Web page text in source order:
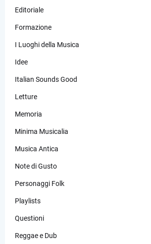
Editoriale
Formazione
I Luoghi della Musica
Idee
Italian Sounds Good
Letture
Memoria
Minima Musicalia
Musica Antica
Note di Gusto
Personaggi Folk
Playlists
Questioni
Reggae e Dub